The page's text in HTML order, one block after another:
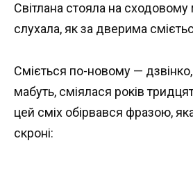
Світлана стояла на
слухала, як за дверима
Сміється по-новому —
мабуть, сміялася років
цей сміх обірвався фразою,
скроні: